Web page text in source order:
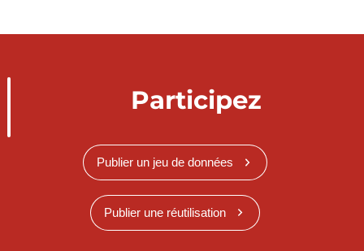
Participez
Publier un jeu de données
Publier une réutilisation